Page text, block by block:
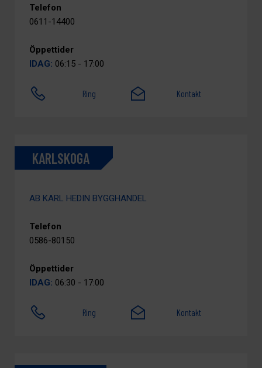
Telefon
0611-14400
Öppettider
IDAG: 06:15 - 17:00
Ring Kontakt
KARLSKOGA
AB KARL HEDIN BYGGHANDEL
Telefon
0586-80150
Öppettider
IDAG: 06:30 - 17:00
Ring Kontakt